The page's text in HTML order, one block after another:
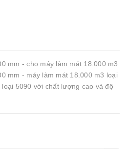
mm - cho máy làm mát 18.000 m3
mm - máy làm mát 18.000 m3 loại
5090 với chất lượng cao và độ